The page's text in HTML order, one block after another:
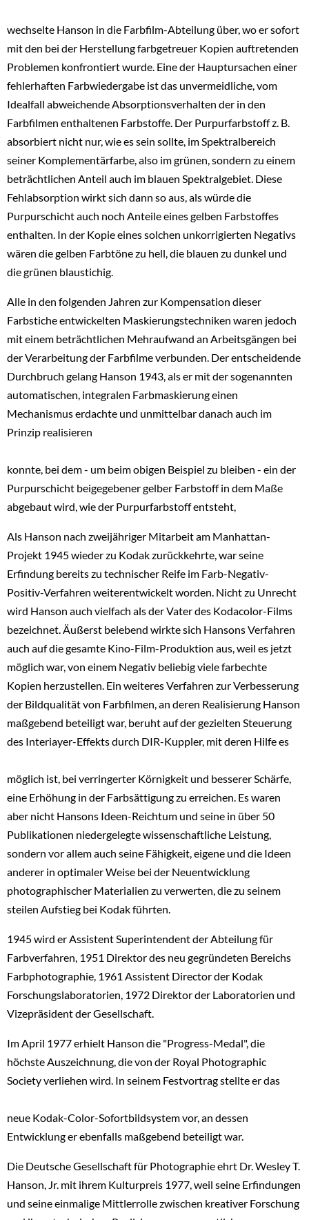
wechselte Hanson in die Farbfilm-Abteilung über, wo er sofort
mit den bei der Herstellung farbgetreuer Kopien auftretenden
Problemen konfrontiert wurde. Eine der Hauptursachen einer
fehlerhaften Farbwiedergabe ist das unvermeidliche, vom
Idealfall abweichende Absorptionsverhalten der in den
Farbfilmen enthaltenen Farbstoffe. Der Purpurfarbstoff z. B.
absorbiert nicht nur, wie es sein sollte, im Spektralbereich
seiner Komplementärfarbe, also im grünen, sondern zu einem
beträchtlichen Anteil auch im blauen Spektralgebiet. Diese
Fehlabsorption wirkt sich dann so aus, als würde die
Purpurschicht auch noch Anteile eines gelben Farbstoffes
enthalten. In der Kopie eines solchen unkorrigierten Negativs
wären die gelben Farbtöne zu hell, die blauen zu dunkel und
die grünen blaustichig.
Alle in den folgenden Jahren zur Kompensation dieser
Farbstiche entwickelten Maskierungstechniken waren jedoch
mit einem beträchtlichen Mehraufwand an Arbeitsgängen bei
der Verarbeitung der Farbfilme verbunden. Der entscheidende
Durchbruch gelang Hanson 1943, als er mit der sogenannten
automatischen, integralen Farbmaskierung einen
Mechanismus erdachte und unmittelbar danach auch im
Prinzip realisieren
konnte, bei dem - um beim obigen Beispiel zu bleiben - ein der
Purpurschicht beigegebener gelber Farbstoff in dem Maße
abgebaut wird, wie der Purpurfarbstoff entsteht,
Als Hanson nach zweijähriger Mitarbeit am Manhattan-
Projekt 1945 wieder zu Kodak zurückkehrte, war seine
Erfindung bereits zu technischer Reife im Farb-Negativ-
Positiv-Verfahren weiterentwickelt worden. Nicht zu Unrecht
wird Hanson auch vielfach als der Vater des Kodacolor-Films
bezeichnet. Äußerst belebend wirkte sich Hansons Verfahren
auch auf die gesamte Kino-Film-Produktion aus, weil es jetzt
möglich war, von einem Negativ beliebig viele farbechte
Kopien herzustellen. Ein weiteres Verfahren zur Verbesserung
der Bildqualität von Farbfilmen, an deren Realisierung Hanson
maßgebend beteiligt war, beruht auf der gezielten Steuerung
des Interiayer-Effekts durch DIR-Kuppler, mit deren Hilfe es
möglich ist, bei verringerter Körnigkeit und besserer Schärfe,
eine Erhöhung in der Farbsättigung zu erreichen. Es waren
aber nicht Hansons Ideen-Reichtum und seine in über 50
Publikationen niedergelegte wissenschaftliche Leistung,
sondern vor allem auch seine Fähigkeit, eigene und die Ideen
anderer in optimaler Weise bei der Neuentwicklung
photographischer Materialien zu verwerten, die zu seinem
steilen Aufstieg bei Kodak führten.
1945 wird er Assistent Superintendent der Abteilung für
Farbverfahren, 1951 Direktor des neu gegründeten Bereichs
Farbphotographie, 1961 Assistent Director der Kodak
Forschungslaboratorien, 1972 Direktor der Laboratorien und
Vizepräsident der Gesellschaft.
Im April 1977 erhielt Hanson die "Progress-Medal", die
höchste Auszeichnung, die von der Royal Photographic
Society verliehen wird. In seinem Festvortrag stellte er das
neue Kodak-Color-Sofortbildsystem vor, an dessen
Entwicklung er ebenfalls maßgebend beteiligt war.
Die Deutsche Gesellschaft für Photographie ehrt Dr. Wesley T.
Hanson, Jr. mit ihrem Kulturpreis 1977, weil seine Erfindungen
und seine einmalige Mittlerrolle zwischen kreativer Forschung